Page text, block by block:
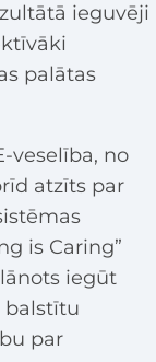
ieguvēji
palātas
veselība, no
atzīts par
is Caring”
iegūt
balstītu
par